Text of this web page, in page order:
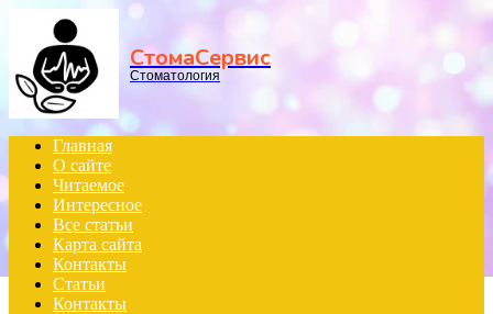
СтомаСервис
Стоматология
Главная
О сайте
Читаемое
Интересное
Все статьи
Карта сайта
Контакты
Статьи
Контакты